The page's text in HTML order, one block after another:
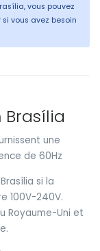
vous pouvez
vous avez besoin
une
de 60Hz
si la
100V-240V.
Royaume-Uni et